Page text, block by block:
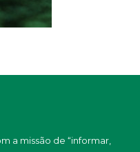
a missão de “informar,